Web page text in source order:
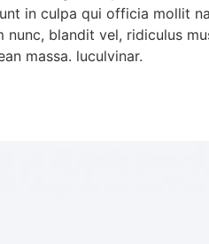
in culpa qui officia mollit
blandit vel, ridiculus
massa. luculvinar.